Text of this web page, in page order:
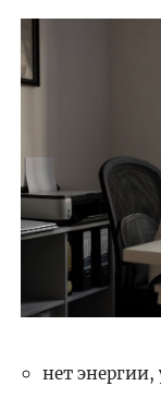
нет энергии,